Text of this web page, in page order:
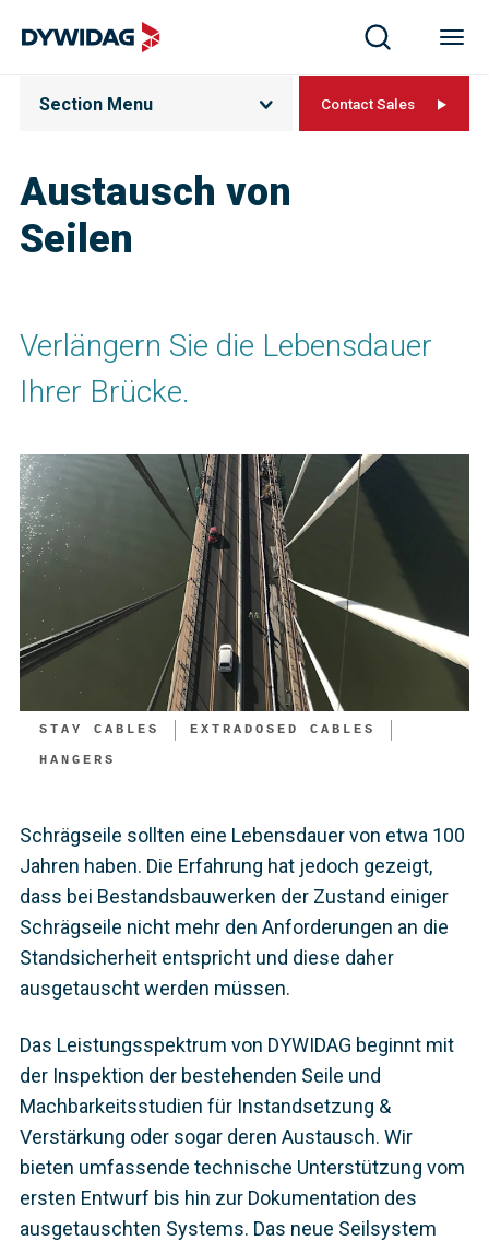
Austausch von
Seilen
Section Menu Contact Sales
Verlängern Sie die Lebensdauer
Ihrer Brücke.
STAY CABLES
EXTRADOSED CABLES
HANGERS
Schrägseile sollten eine Lebensdauer von etwa 100
Jahren haben. Die Erfahrung hat jedoch gezeigt,
dass bei Bestandsbauwerken der Zustand einiger
Schrägseile nicht mehr den Anforderungen an die
Standsicherheit entspricht und diese daher
ausgetauscht werden müssen.
Das Leistungsspektrum von DYWIDAG beginnt mit
der Inspektion der bestehenden Seile und
Machbarkeitsstudien für Instandsetzung &
Verstärkung oder sogar deren Austausch. Wir
bieten umfassende technische Unterstützung vom
ersten Entwurf bis hin zur Dokumentation des
ausgetauschten Systems. Das neue Seilsystem